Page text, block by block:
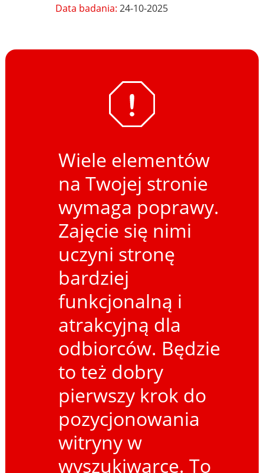
Data badania:24-10-2025
Wiele elementów
na Twojej stronie
wymaga poprawy.
Zajęcie się nimi
uczyni stronę
bardziej
funkcjonalną i
atrakcyjną dla
odbiorców. Będzie
to też dobry
pierwszy krok do
pozycjonowania
witryny w
wyszukiwarce. To